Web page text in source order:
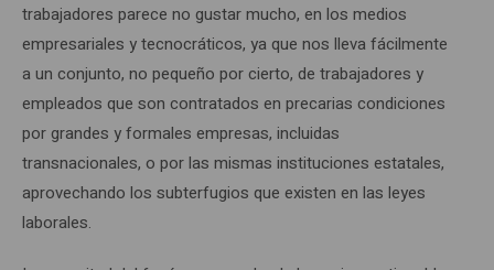
trabajadores parece no gustar mucho, en los medios
empresariales y tecnocráticos, ya que nos lleva fácilmente
a un conjunto, no pequeño por cierto, de trabajadores y
empleados que son contratados en precarias condiciones
por grandes y formales empresas, incluidas
transnacionales, o por las mismas instituciones estatales,
aprovechando los subterfugios que existen en las leyes
laborales.